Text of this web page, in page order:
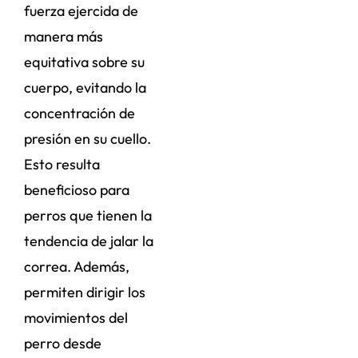
fuerza ejercida de
manera más
equitativa sobre su
cuerpo, evitando la
concentración de
presión en su cuello.
Esto resulta
beneficioso para
perros que tienen la
tendencia de jalar la
correa. Además,
permiten dirigir los
movimientos del
perro desde